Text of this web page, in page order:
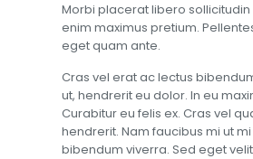
Morbi placerat libero
enim maximus pretium.
eget quam ante.
Cras vel erat ac lectus
ut, hendrerit eu dolor. In eu
Curabitur eu felis ex. Cras vel
hendrerit. Nam faucibus mi ut
bibendum viverra. Sed eget